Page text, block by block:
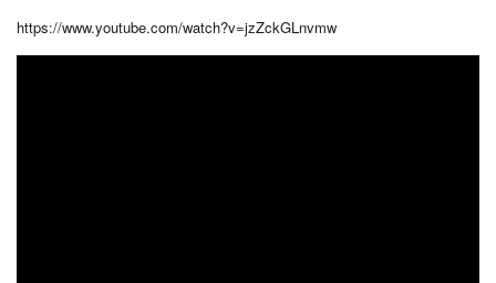
https://www.youtube.com/watch?v=jzZckGLnvmw